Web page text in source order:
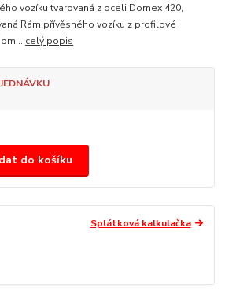
vozíku tvarovaná z oceli Domex 420,
Rám přívěsného vozíku z profilové
celý popis
do košíku
Splátková kalkulačka